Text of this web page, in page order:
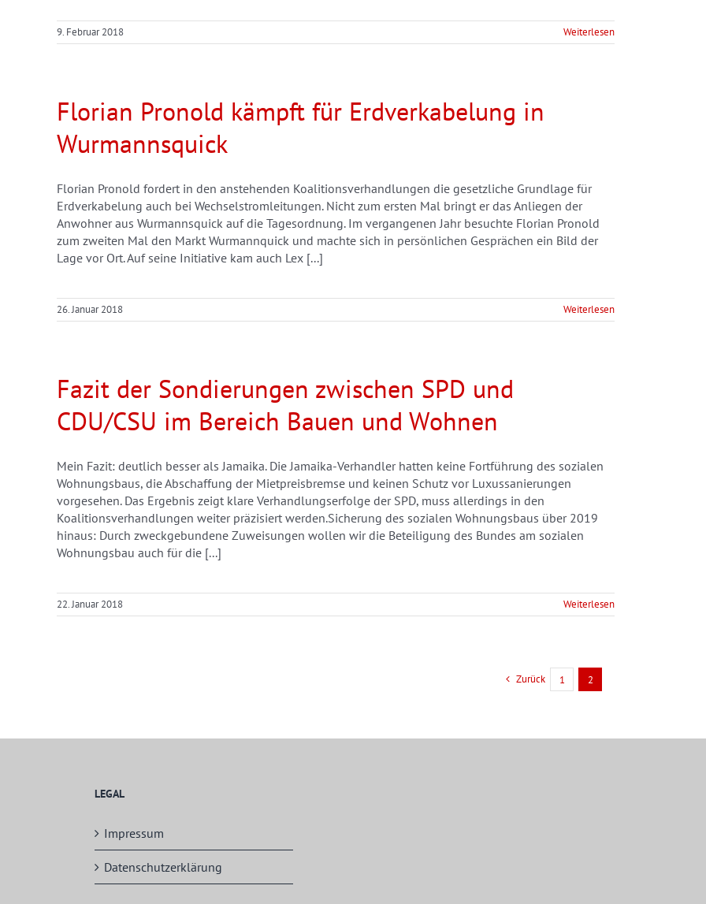
9. Februar 2018 Weiterlesen
Florian Pronold kämpft für Erdverkabelung in
Wurmannsquick
Florian Pronold fordert in den anstehenden Koalitionsverhandlungen die gesetzliche Grundlage für
Erdverkabelung auch bei Wechselstromleitungen. Nicht zum ersten Mal bringt er das Anliegen der
Anwohner aus Wurmannsquick auf die Tagesordnung. Im vergangenen Jahr besuchte Florian Pronold
zum zweiten Mal den Markt Wurmannquick und machte sich in persönlichen Gesprächen ein Bild der
Lage vor Ort. Auf seine Initiative kam auch Lex [...]
26. Januar 2018 Weiterlesen
Fazit der Sondierungen zwischen SPD und
CDU/CSU im Bereich Bauen und Wohnen
Mein Fazit: deutlich besser als Jamaika. Die Jamaika-Verhandler hatten keine Fortführung des sozialen
Wohnungsbaus, die Abschaffung der Mietpreisbremse und keinen Schutz vor Luxussanierungen
vorgesehen. Das Ergebnis zeigt klare Verhandlungserfolge der SPD, muss allerdings in den
Koalitionsverhandlungen weiter präzisiert werden.Sicherung des sozialen Wohnungsbaus über 2019
hinaus: Durch zweckgebundene Zuweisungen wollen wir die Beteiligung des Bundes am sozialen
Wohnungsbau auch für die [...]
22. Januar 2018 Weiterlesen
Zurück 1 2
LEGAL
Impressum
Datenschutzerklärung